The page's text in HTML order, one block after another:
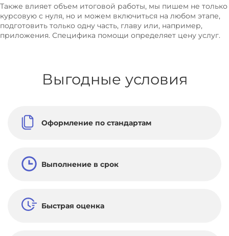
Оценочная деятельность
Планирование и прогнозирование
Предпринимательство
Региональная экономика
Рекламная деятельность
Рынок труда
Совершенствование мотивации персонала
Также влияет объем итоговой работы, мы пишем не только
курсовую с нуля, но и можем включиться на любом этапе,
подготовить только одну часть, главу или, например,
приложения. Специфика помощи определяет цену услуг.
Выгодные условия
Оформление по стандартам
Выполнение в срок
Быстрая оценка